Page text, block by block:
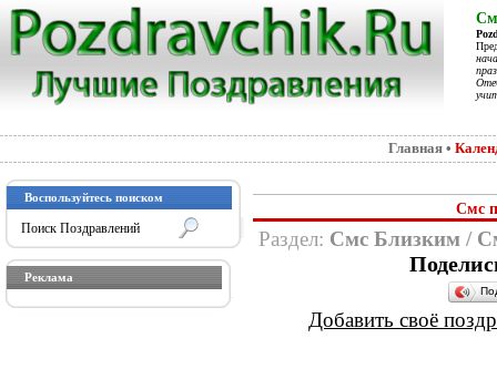
Главная •
Воспользуйтесь поиском
Реклама
Смс
Раздел: Смс Близким /
Добавить своё